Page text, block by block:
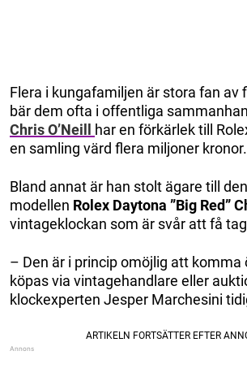
Flera i kungafamiljen är stora fan av
bär dem ofta i offentliga
Chris O’Neill har en förkärlek till
en samling värd flera miljoner kronor.
Bland annat är han stolt ägare till
modellen Rolex Daytona ”Big Red”
vintageklockan som är svår att få
– Den är i princip omöjlig att komma
köpas via vintagehandlare eller
klockexperten Jesper Marchesini